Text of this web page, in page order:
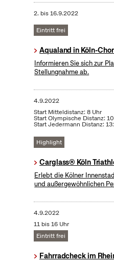
2. bis16.9.2022
Eintritt frei
Aqualand in Köln-
Informieren Sie sich zur
Stellungnahme ab.
4.9.2022
Start Mitteldistanz: 8 Uhr
Start Olympische Distanz:
Start Jedermann Distanz:
Highlight
Carglass® Köln
Erlebt die Kölner
und außergewöhnlichen
4.9.2022
11 bis 16 Uhr
Eintritt frei
Fahrradcheck im